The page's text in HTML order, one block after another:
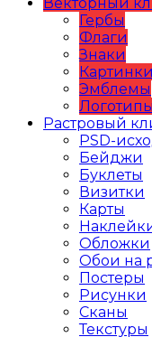
Гербы
Флаги
Знаки
Картинки
Эмблемы
Логотипы
Растровый
PSD-
Бейджи
Буклеты
Визитки
Карты
Обложки
Обои на
Постеры
Рисунки
Сканы
Текстуры